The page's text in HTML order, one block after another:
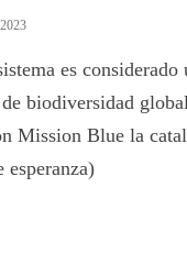
es
biodiversidad
Mission Blue la
esperanza)